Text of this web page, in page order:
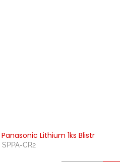
Lithium 1ks Blistr
SPPA-CR2